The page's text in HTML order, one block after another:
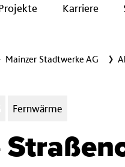
Karriere
Mainzer Stadtwerke AG
Fernwärme